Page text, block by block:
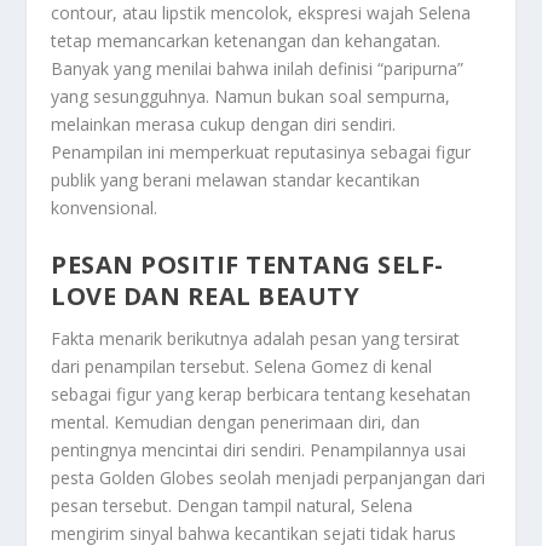
contour, atau lipstik mencolok, ekspresi wajah Selena
tetap memancarkan ketenangan dan kehangatan.
Banyak yang menilai bahwa inilah definisi “paripurna”
yang sesungguhnya. Namun bukan soal sempurna,
melainkan merasa cukup dengan diri sendiri.
Penampilan ini memperkuat reputasinya sebagai figur
publik yang berani melawan standar kecantikan
konvensional.
PESAN POSITIF TENTANG SELF-
LOVE DAN REAL BEAUTY
Fakta menarik berikutnya adalah pesan yang tersirat
dari penampilan tersebut. Selena Gomez di kenal
sebagai figur yang kerap berbicara tentang kesehatan
mental. Kemudian dengan penerimaan diri, dan
pentingnya mencintai diri sendiri. Penampilannya usai
pesta Golden Globes seolah menjadi perpanjangan dari
pesan tersebut. Dengan tampil natural, Selena
mengirim sinyal bahwa kecantikan sejati tidak harus